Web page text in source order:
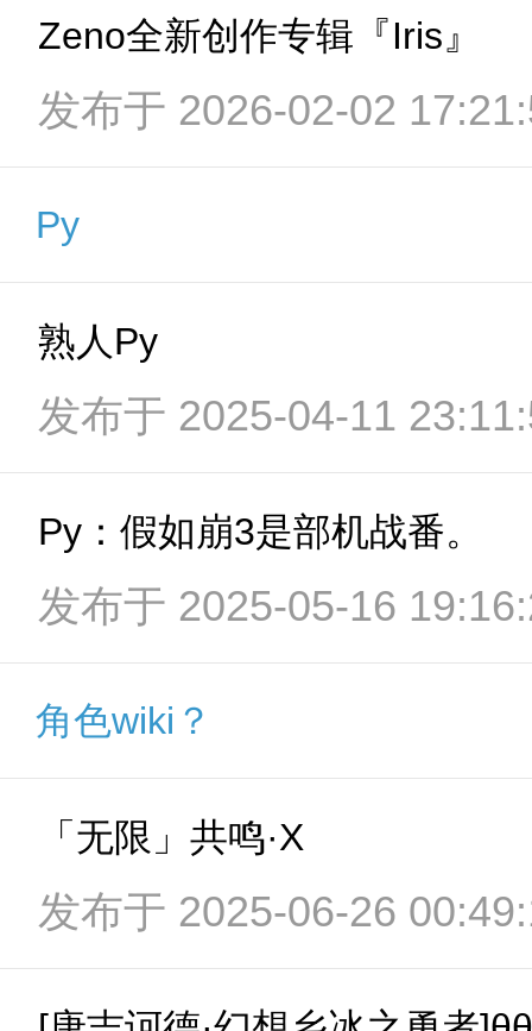
Zeno全新创作专辑『Iris』
发布于 2026-02-02
Py
熟人Py
发布于 2025-04-11
Py：假如崩3是部机战番。
发布于 2025-05-16
角色wiki？
「无限」共鸣·X
发布于 2025-06-26